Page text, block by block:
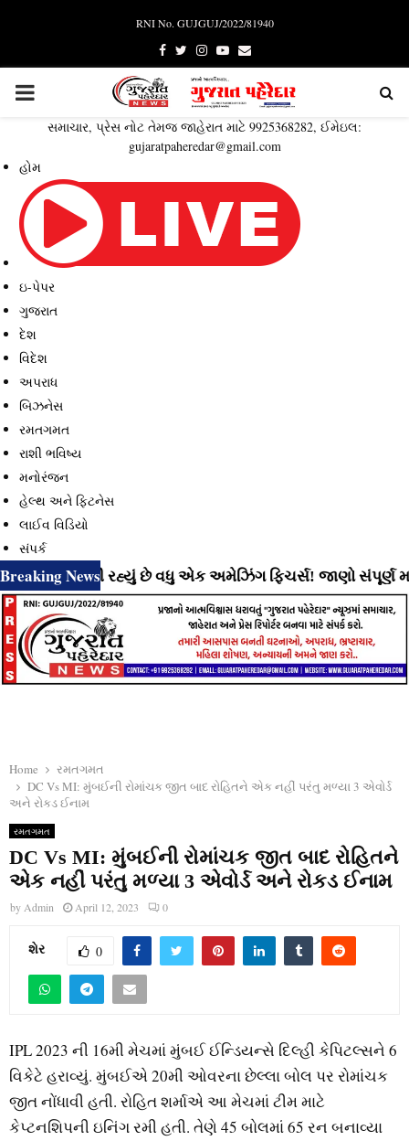
RNI No. GUJGUJ/2022/81940
Facebook
TwitterInstagram
YoutubeEmail
PRIMARY
MENU
સમાચાર, પ્રેસ નોટ તેમજ જાહેરાત માટે 9925368282, ઈમેઇલ:
gujaratpaheredar@gmail.com
હોમ
ઇ-પેપર
ગુજરાત
દેશ
વિદેશ
અપરાધ
બિઝનેસ
રમતગમત
રાશી ભવિષ્ય
મનોરંજન
હેલ્થ અને ફિટનેસ
લાઈવ વિડિયો
સંપર્ક
Breaking News
રહ્યું છે વધુ એક અમેઝિંગ ફિચર્સ! જાણો સંપૂર્ણ માહિતી
Home
રમતગમત
DC Vs MI: મુંબઈની રોમાંચક જીત બાદ રોહિતને એક નહીં પરંતુ મળ્યા 3 એવોર્ડ
અને રોકડ ઈનામ
રમતગમત
DC Vs MI: મુંબઈની રોમાંચક જીત બાદ રોહિતને
એક નહીં પરંતુ મળ્યા 3 એવોર્ડ અને રોકડ ઈનામ
by Admin April 12, 2023 0
શેર 0
IPL 2023 ની 16મી મેચમાં મુંબઈ ઈન્ડિયન્સે દિલ્હી કેપિટલ્સને 6
વિકેટે હરાવ્યું. મુંબઈએ 20મી ઓવરના છેલ્લા બોલ પર રોમાંચક
જીત નોંધાવી હતી. રોહિત શર્માએ આ મેચમાં ટીમ માટે
કેપ્ટનશિપની ઇનિંગ રમી હતી. તેણે 45 બોલમાં 65 રન બનાવ્યા